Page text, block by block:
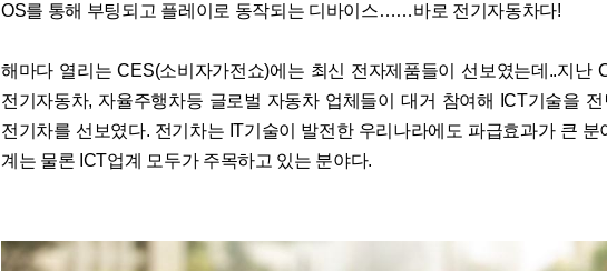
OS를 통해 부팅되고 플레이로 동작되는 디바이스……바로 전기자동차다!
해마다 열리는 CES(소비자가전쇼)에는 최신 전자제품들이 선보였는데..지난
전기자동차, 자율주행차등 글로벌 자동차 업체들이 대거 참여해 ICT기술을
전기차를 선보였다. 전기차는 IT기술이 발전한 우리나라에도 파급효과가 큰 분
계는 물론 ICT업계 모두가 주목하고 있는 분야다.